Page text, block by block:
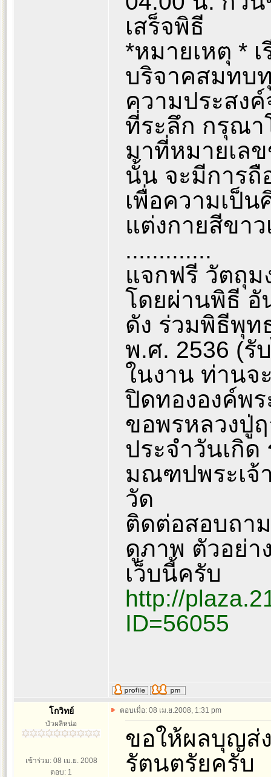
เสร็จพิธี
*หมายเหตุ *
บริจาคสมทบ
ความประสง
ที่ระลึก กรุณา
มาที่หมายเล
นั้น จะมีการถื
เพื่อความเป็
แต่งกายสีขา
.............
แจกฟรี วัตถุม
โดยผ่านพิธี อั
ดัง ร่วมพิธีพุท
พ.ศ. 2536 (รั
ในงาน ท่านจ
ปิดทององค์พ
ขอพรหลวงปู่
ประจำวันเกิ
มณฑปพระเจ้
วัด
ติดต่อสอบถา
ดูภาพ ตัวอย่า
เว็บนี้ครับ
http://
ID=56055
โกวิทย์
บัวผลิหน่อ
เข้าร่วม: 08 เม.ย. 2008
ตอบ: 1
ตอบเมื่อ: 08 เม.ย.2008, 1:31 pm
ขอให้ผลบุญส่
รัตนตรัยครับ